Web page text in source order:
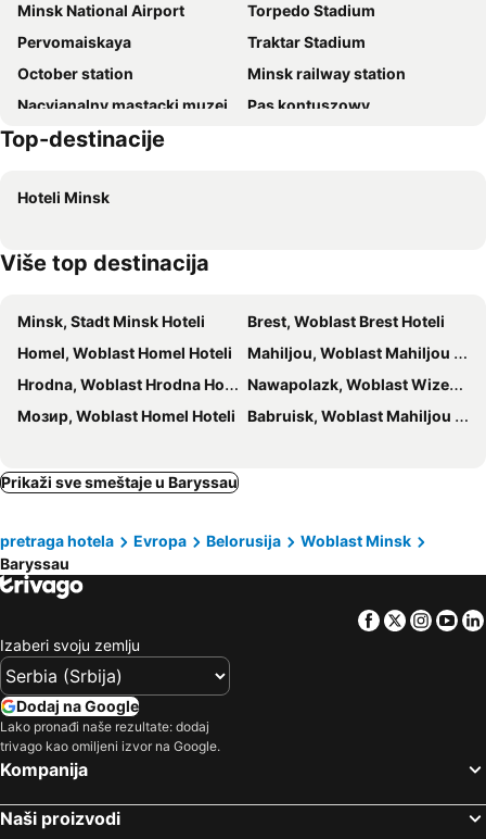
40 Let Pobedy Hotel
Hotel Garni
Victoria Hotel & Business centre Minsk
BonHotel
Tourist
Zvezda
Green City
Crowne Plaza Minsk
Zalkind Hotel Rooms&Kitchen
Minsk National Airport
Torpedo Stadium
Pervomaiskaya
Traktar Stadium
October station
Minsk railway station
Nacyjanalny mastacki muzej
Pas kontuszowy
Dynama Stadium
Partzyzanski
Top-destinacije
Hoteli Minsk
Više top destinacija
Minsk, Stadt Minsk Hoteli
Brest, Woblast Brest Hoteli
Homel, Woblast Homel Hoteli
Mahiljou, Woblast Mahiljou Hoteli
Hrodna, Woblast Hrodna Hoteli
Nawapolazk, Woblast Wizebsk Hoteli
Мозир, Woblast Homel Hoteli
Babruisk, Woblast Mahiljou Hoteli
Prikaži sve smeštaje u Baryssau
pretraga hotela Evropa Belorusija
Woblast Minsk
Baryssau
Facebook
Twitter
Izaberi svoju zemlju
Dodaj na Google
Lako pronađi naše rezultate: dodaj
trivago kao omiljeni izvor na Google.
Kompanija
Naši proizvodi